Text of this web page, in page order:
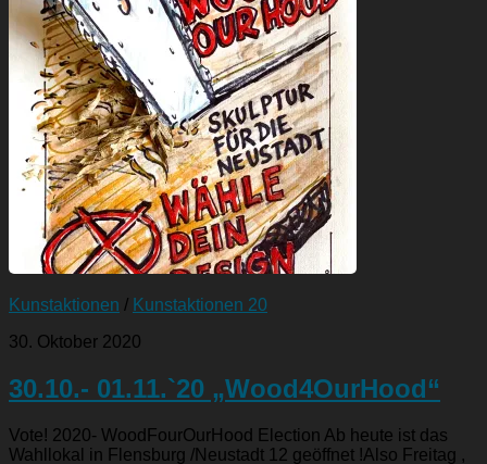
Kunstaktionen / Kunstaktionen 20
30. Oktober 2020
30.10.- 01.11.`20 „Wood4OurHood“
Vote! 2020- WoodFourOurHood Election Ab heute ist das
Wahllokal in Flensburg /Neustadt 12 geöffnet !Also Freitag ,